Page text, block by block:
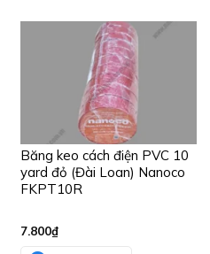
Băng keo cách điện PVC 10
yard đỏ (Đài Loan) Nanoco
FKPT10R
7.800₫